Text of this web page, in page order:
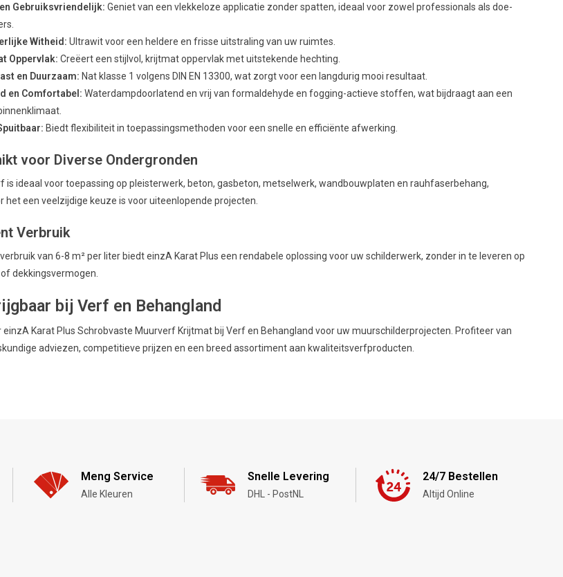
Gebruiksvriendelijk: Geniet van een vlekkeloze applicatie zonder spatten, ideaal voor zowel professionals als doe-
Witheid: Ultrawit voor een heldere en frisse uitstraling van uw ruimtes.
Oppervlak: Creëert een stijlvol, krijtmat oppervlak met uitstekende hechting.
en Duurzaam: Nat klasse 1 volgens DIN EN 13300, wat zorgt voor een langdurig mooi resultaat.
en Comfortabel: Waterdampdoorlatend en vrij van formaldehyde en fogging-actieve stoffen, wat bijdraagt aan een
Biedt flexibiliteit in toepassingsmethoden voor een snelle en efficiënte afwerking.
voor Diverse Ondergronden
is ideaal voor toepassing op pleisterwerk, beton, gasbeton, metselwerk, wandbouwplaten en rauhfaserbehang,
het een veelzijdige keuze is voor uiteenlopende projecten.
Verbruik
van 6-8 m² per liter biedt einzA Karat Plus een rendabele oplossing voor uw schilderwerk, zonder in te leveren op
dekkingsvermogen.
bij Verf en Behangland
einzA Karat Plus Schrobvaste Muurverf Krijtmat bij Verf en Behangland voor uw muurschilderprojecten. Profiteer van
adviezen, competitieve prijzen en een breed assortiment aan kwaliteitsverfproducten.
Meng Service
Alle Kleuren
Snelle Levering
DHL - PostNL
24/7 Bestellen
Altijd Online